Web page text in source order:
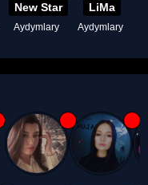
New Star
Aydymlary
LiMa
Aydymlary